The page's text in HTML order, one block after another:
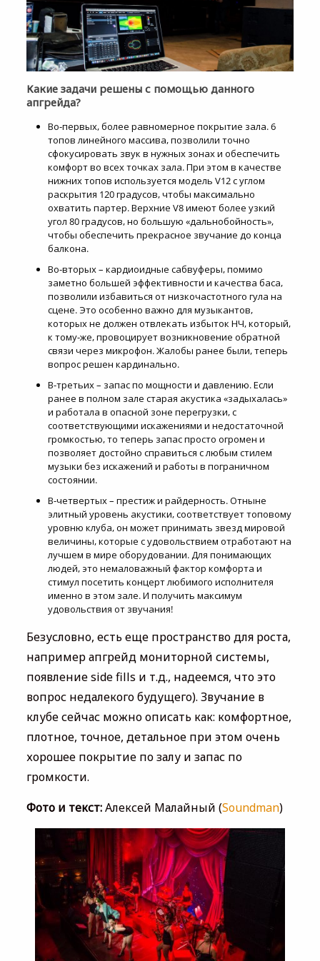
Какие задачи решены с помощью данного
апгрейда?
Во-первых, более равномерное покрытие зала. 6
топов линейного массива, позволили точно
сфокусировать звук в нужных зонах и обеспечить
комфорт во всех точках зала. При этом в качестве
нижних топов используется модель V12 с углом
раскрытия 120 градусов, чтобы максимально
охватить партер. Верхние V8 имеют более узкий
угол 80 градусов, но большую «дальнобойность»,
чтобы обеспечить прекрасное звучание до конца
балкона.
Во-вторых – кардиоидные сабвуферы, помимо
заметно большей эффективности и качества баса,
позволили избавиться от низкочастотного гула на
сцене. Это особенно важно для музыкантов,
которых не должен отвлекать избыток НЧ, который,
к тому-же, провоцирует возникновение обратной
связи через микрофон. Жалобы ранее были, теперь
вопрос решен кардинально.
В-третьих – запас по мощности и давлению. Если
ранее в полном зале старая акустика «задыхалась»
и работала в опасной зоне перегрузки, с
соответствующими искажениями и недостаточной
громкостью, то теперь запас просто огромен и
позволяет достойно справиться с любым стилем
музыки без искажений и работы в пограничном
состоянии.
В-четвертых – престиж и райдерность. Отныне
элитный уровень акустики, соответствует топовому
уровню клуба, он может принимать звезд мировой
величины, которые с удовольствием отработают на
лучшем в мире оборудовании. Для понимающих
людей, это немаловажный фактор комфорта и
стимул посетить концерт любимого исполнителя
именно в этом зале. И получить максимум
удовольствия от звучания!
Безусловно, есть еще пространство для роста,
например апгрейд мониторной системы,
появление side fills и т.д., надеемся, что это
вопрос недалекого будущего). Звучание в
клубе сейчас можно описать как: комфортное,
плотное, точное, детальное при этом очень
хорошее покрытие по залу и запас по
громкости.
Фото и текст:Алексей Малайный (Soundman)